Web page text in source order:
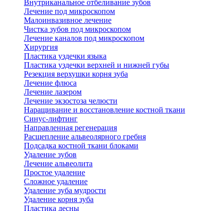
Внутриканальное отбеливание зубов
Лечение под микроскопом
Малоинвазивное лечение
Чистка зубов под микроскопом
Лечение каналов под микроскопом
Хирургия
Пластика уздечки языка
Пластика уздечки верхней и нижней губы
Резекция верхушки корня зуба
Лечение флюса
Лечение лазером
Лечение экзостоза челюсти
Наращивание и восстановление костной ткани
Синус-лифтинг
Направленная регенерация
Расщепление альвеолярного гребня
Подсадка костной ткани блоками
Удаление зубов
Лечение альвеолита
Простое удаление
Сложное удаление
Удаление зуба мудрости
Удаление корня зуба
Пластика десны